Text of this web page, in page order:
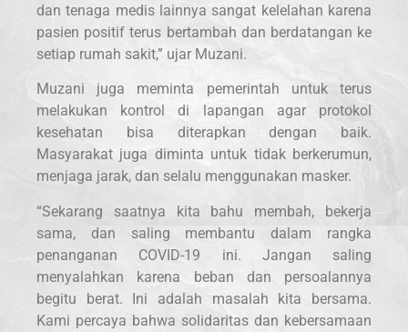
dan tenaga medis lainnya sangat kelelahan karena
pasien positif terus bertambah dan berdatangan ke
setiap rumah sakit,” ujar Muzani.
Muzani juga meminta pemerintah untuk terus
melakukan kontrol di lapangan agar protokol
kesehatan bisa diterapkan dengan baik.
Masyarakat juga diminta untuk tidak berkerumun,
menjaga jarak, dan selalu menggunakan masker.
“Sekarang saatnya kita bahu membah, bekerja
sama, dan saling membantu dalam rangka
penanganan COVID-19 ini. Jangan saling
menyalahkan karena beban dan persoalannya
begitu berat. Ini adalah masalah kita bersama.
Kami percaya bahwa solidaritas dan kebersamaan